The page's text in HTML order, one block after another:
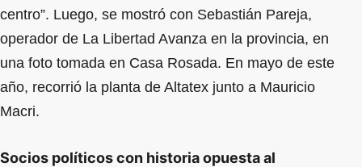
centro”. Luego, se mostró con Sebastián Pareja,
operador de La Libertad Avanza en la provincia, en
una foto tomada en Casa Rosada. En mayo de este
año, recorrió la planta de Altatex junto a Mauricio
Macri.
Socios políticos con historia opuesta al